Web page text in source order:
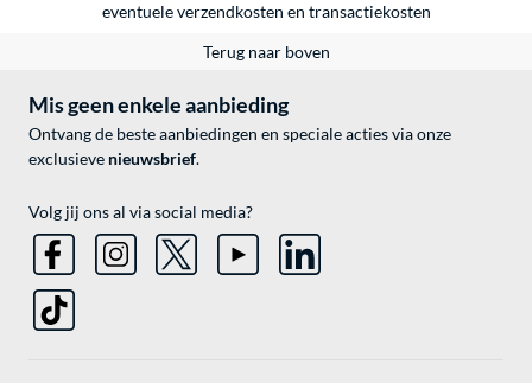
eventueleverzendkosten en transactiekosten
Terug naar boven
Mis geen enkele aanbieding
Ontvang de beste aanbiedingen en speciale acties via onze
exclusieve nieuwsbrief.
Volg jij ons al via social media?